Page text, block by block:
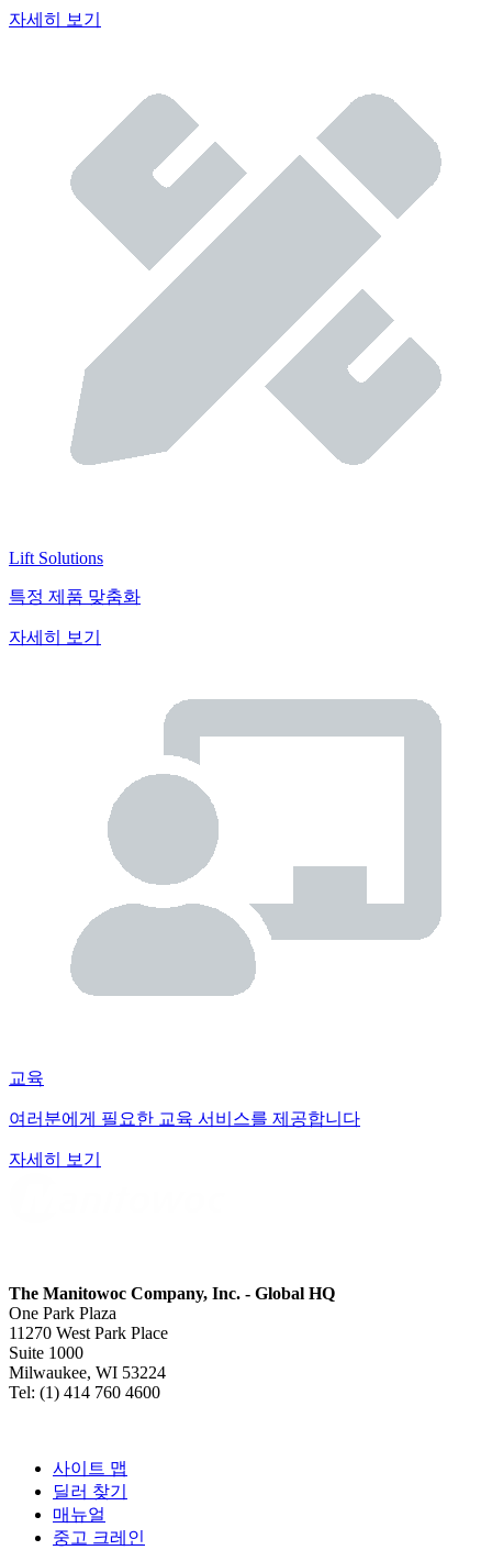
자세히 보기
Lift Solutions
특정 제품 맞춤화
자세히 보기
교육
여러분에게 필요한 교육 서비스를 제공합니다
자세히 보기
The Manitowoc Company, Inc. - Global HQ
One Park Plaza
11270 West Park Place
Suite 1000
Milwaukee, WI 53224
Tel: (1) 414 760 4600
사이트 맵
딜러 찾기
매뉴얼
중고 크레인